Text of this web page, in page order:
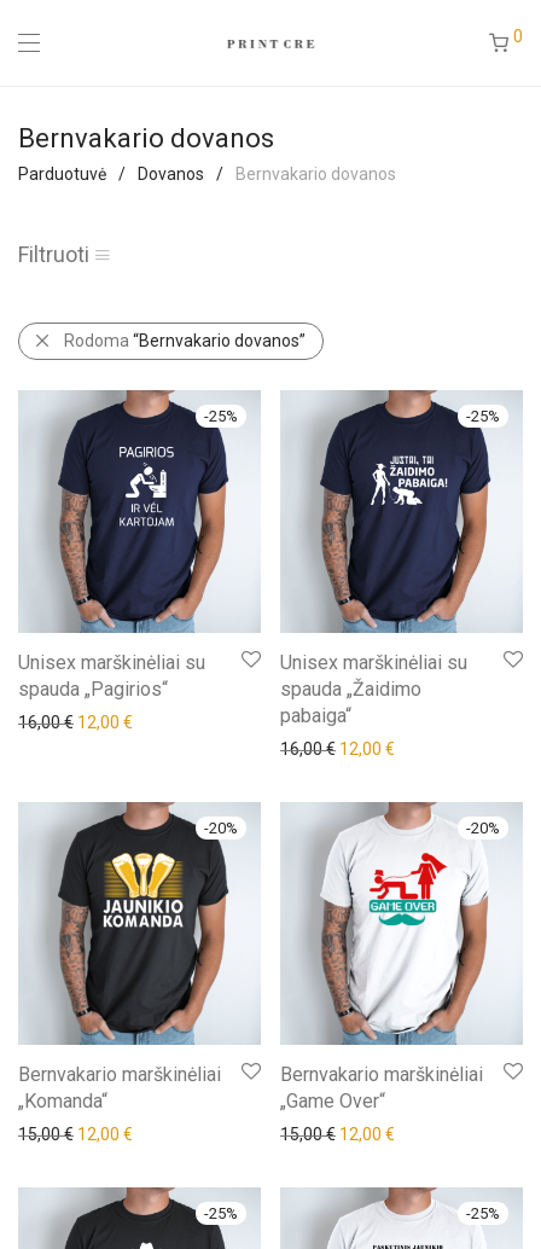
0
Bernvakario dovanos
Parduotuvė / Dovanos / Bernvakario dovanos
Filtruoti
Rodoma “Bernvakario dovanos”
-25%
Unisex marškinėliai su
spauda „Pagirios“
16,00€ Original price was: 16,00 €.
12,00 € Current price is: 12,00 €.
-25%
Unisex marškinėliai su
spauda „Žaidimo
pabaiga“
16,00€ Original price was: 16,00 €.
12,00 €
-20%
Bernvakario marškinėliai
„Komanda“
15,00€ Original price was: 15,00 €.
12,00 € Current price is: 12,00 €.
-20%
Bernvakario marškinėliai
„Game Over“
15,00€ Original price was: 15,00 €.
12,00 €
-25% -25%